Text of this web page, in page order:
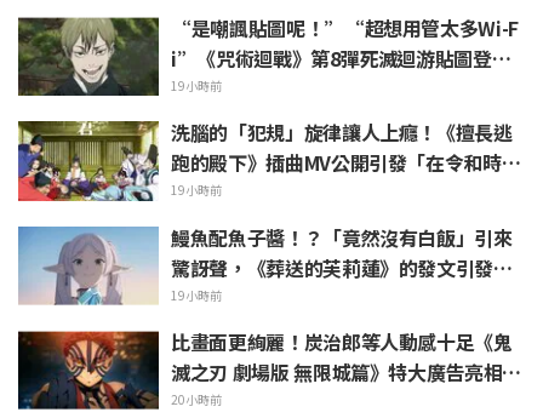
“是嘲諷貼圖呢！”“超想用管太多Wi-F
i”《咒術迴戰》第8彈死滅迴游貼圖登場
引發粉絲歡呼
19小時前
洗腦的「犯規」旋律讓人上癮！《擅長逃
跑的殿下》插曲MV公開引發「在令和時代
的歷史劇裡出角色歌」話題沸騰
19小時前
鰻魚配魚子醬！？「竟然沒有白飯」引來
驚訝聲，《葬送的芙莉蓮》的發文引發
「白燒真懂吃」的反響
19小時前
比畫面更絢麗！炭治郎等人動感十足《鬼
滅之刃 劇場版 無限城篇》特大廣告亮相池
袋引發熱烈反響
20小時前